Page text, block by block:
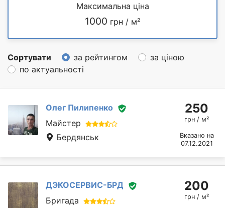
Максимальна ціна
1000 грн / м²
Сортувати за рейтингом
за ціною
по актуальності
Олег Пилипенко
Майстер
Бердянськ
250
грн / м²
Вказано на
07.12.2021
ДЭКОСЕРВИС-БРД
Бригада
200
грн / м²